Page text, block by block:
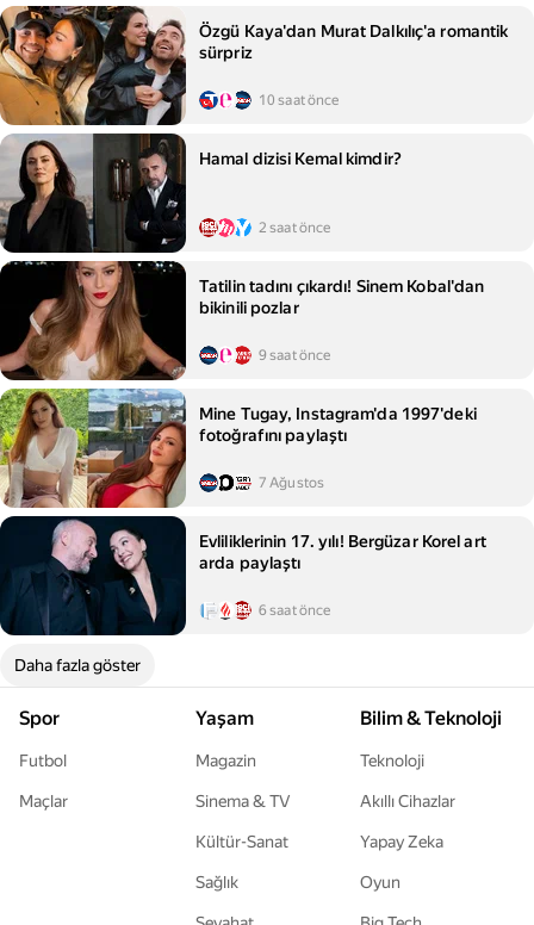
Özgü Kaya'dan Murat Dalkılıç'a romantik
sürpriz
10 saat önce
Hamal dizisi Kemal kimdir?
2 saat önce
Tatilin tadını çıkardı! Sinem Kobal'dan
bikinili pozlar
9 saat önce
Mine Tugay, Instagram'da 1997'deki
fotoğrafını paylaştı
7 Ağustos
Evliliklerinin 17. yılı! Bergüzar Korel art
arda paylaştı
6 saat önce
Daha fazla göster
Spor
Futbol
Maçlar
Yaşam
Magazin
Sinema & TV
Kültür-Sanat
Sağlık
Bilim & Teknoloji
Teknoloji
Akıllı Cihazlar
Yapay Zeka
Oyun